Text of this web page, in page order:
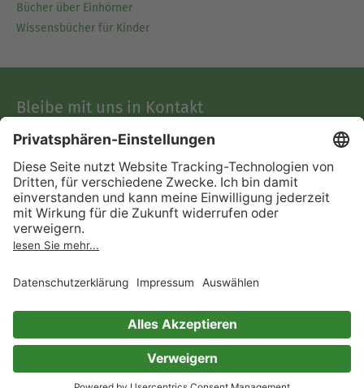
Bücher über Einhörner
Wissensbücher für Kinder
Bleibe mit uns in Kontakt
Support
Facebook
Instagram
Pinterest
TikTok
Kunden Über uns
Über Skoobe
Jobs